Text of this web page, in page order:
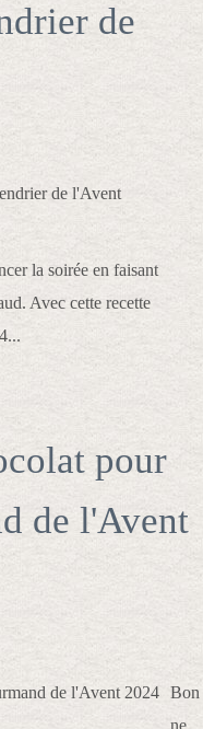
de
la soirée en faisant
Avec cette recette
pour
de l'Avent
Bon
ne